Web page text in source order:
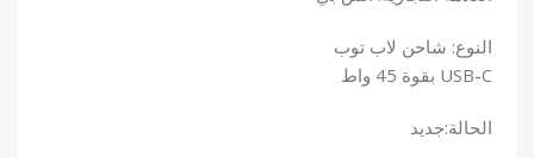
النوع: شاحن لاب توب
USB-C بقوة 45 واط
الحالة:جديد